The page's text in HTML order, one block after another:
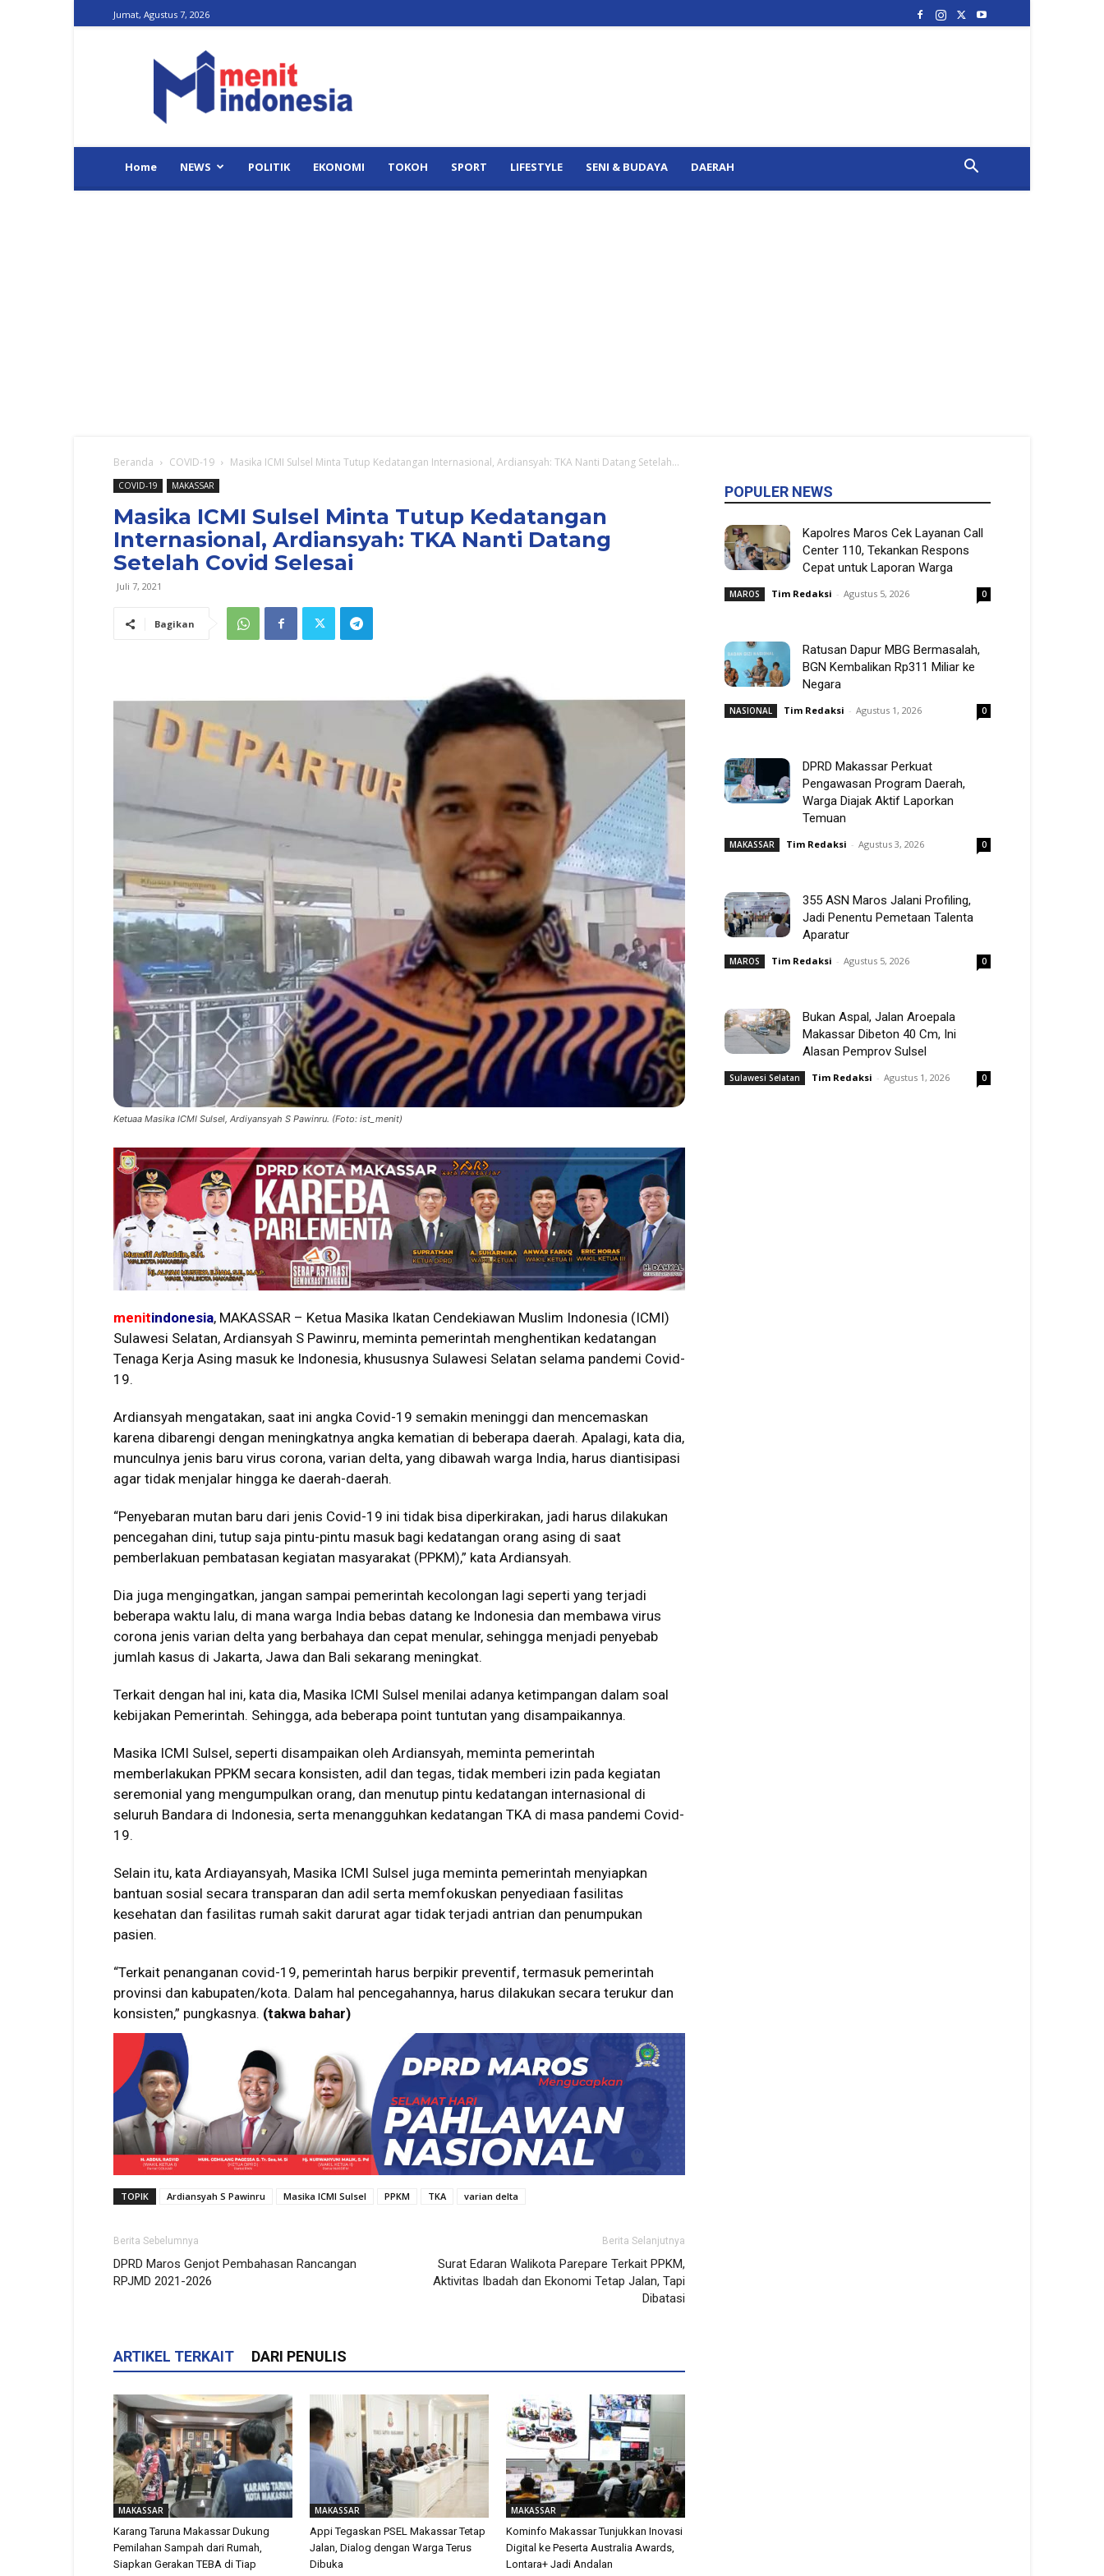
Jumat, Agustus 7, 2026
Indonesia
Home NEWS POLITIK EKONOMI TOKOH SPORT LIFESTYLE SENI & BUDAYA DAERAH
Beranda COVID-19 Masika ICMI Sulsel Minta Tutup Kedatangan Internasional, Ardiansyah: TKA Nanti Datang Setelah...
COVID-19 MAKASSAR
Masika ICMI Sulsel Minta Tutup Kedatangan
Internasional, Ardiansyah: TKA Nanti Datang
Setelah Covid Selesai
Juli 7, 2021
Bagikan
Ketuaa Masika ICMI Sulsel, Ardiyansyah S Pawinru. (Foto: ist_menit)
menitindonesia, MAKASSAR – Ketua Masika Ikatan Cendekiawan Muslim Indonesia (ICMI)
Sulawesi Selatan, Ardiansyah S Pawinru, meminta pemerintah menghentikan kedatangan
Tenaga Kerja Asing masuk ke Indonesia, khususnya Sulawesi Selatan selama pandemi Covid-
19.
Ardiansyah mengatakan, saat ini angka Covid-19 semakin meninggi dan mencemaskan
karena dibarengi dengan meningkatnya angka kematian di beberapa daerah. Apalagi, kata dia,
munculnya jenis baru virus corona, varian delta, yang dibawah warga India, harus diantisipasi
agar tidak menjalar hingga ke daerah-daerah.
“Penyebaran mutan baru dari jenis Covid-19 ini tidak bisa diperkirakan, jadi harus dilakukan
pencegahan dini, tutup saja pintu-pintu masuk bagi kedatangan orang asing di saat
pemberlakuan pembatasan kegiatan masyarakat (PPKM),” kata Ardiansyah.
Dia juga mengingatkan, jangan sampai pemerintah kecolongan lagi seperti yang terjadi
beberapa waktu lalu, di mana warga India bebas datang ke Indonesia dan membawa virus
corona jenis varian delta yang berbahaya dan cepat menular, sehingga menjadi penyebab
jumlah kasus di Jakarta, Jawa dan Bali sekarang meningkat.
Terkait dengan hal ini, kata dia, Masika ICMI Sulsel menilai adanya ketimpangan dalam soal
kebijakan Pemerintah. Sehingga, ada beberapa point tuntutan yang disampaikannya.
Masika ICMI Sulsel, seperti disampaikan oleh Ardiansyah, meminta pemerintah
memberlakukan PPKM secara konsisten, adil dan tegas, tidak memberi izin pada kegiatan
seremonial yang mengumpulkan orang, dan menutup pintu kedatangan internasional di
seluruh Bandara di Indonesia, serta menangguhkan kedatangan TKA di masa pandemi Covid-
19.
Selain itu, kata Ardiayansyah, Masika ICMI Sulsel juga meminta pemerintah menyiapkan
bantuan sosial secara transparan dan adil serta memfokuskan penyediaan fasilitas
kesehatan dan fasilitas rumah sakit darurat agar tidak terjadi antrian dan penumpukan
pasien.
“Terkait penanganan covid-19, pemerintah harus berpikir preventif, termasuk pemerintah
provinsi dan kabupaten/kota. Dalam hal pencegahannya, harus dilakukan secara terukur dan
konsisten,” pungkasnya. (takwa bahar)
TOPIK Ardiansyah S Pawinru Masika ICMI Sulsel PPKM TKA varian delta
Berita Sebelumnya
DPRD Maros Genjot Pembahasan Rancangan
RPJMD 2021-2026
Berita Selanjutnya
Surat Edaran Walikota Parepare Terkait PPKM,
Aktivitas Ibadah dan Ekonomi Tetap Jalan, Tapi
Dibatasi
ARTIKEL TERKAIT DARI PENULIS
MAKASSAR
Karang Taruna Makassar Dukung
Pemilahan Sampah dari Rumah,
Siapkan Gerakan TEBA di Tiap
MAKASSAR
Appi Tegaskan PSEL Makassar Tetap
Jalan, Dialog dengan Warga Terus
Dibuka
MAKASSAR
Kominfo Makassar Tunjukkan Inovasi
Digital ke Peserta Australia Awards,
Lontara+ Jadi Andalan
POPULER NEWS
Kapolres Maros Cek Layanan Call
Center 110, Tekankan Respons
Cepat untuk Laporan Warga
MAROS Tim Redaksi - Agustus 5, 2026 0
Ratusan Dapur MBG Bermasalah,
BGN Kembalikan Rp311 Miliar ke
Negara
NASIONAL Tim Redaksi - Agustus 1, 2026 0
DPRD Makassar Perkuat
Pengawasan Program Daerah,
Warga Diajak Aktif Laporkan
Temuan
MAKASSAR Tim Redaksi - Agustus 3, 2026 0
355 ASN Maros Jalani Profiling,
Jadi Penentu Pemetaan Talenta
Aparatur
MAROS Tim Redaksi - Agustus 5, 2026 0
Bukan Aspal, Jalan Aroepala
Makassar Dibeton 40 Cm, Ini
Alasan Pemprov Sulsel
Sulawesi Selatan Tim Redaksi - Agustus 1, 2026 0